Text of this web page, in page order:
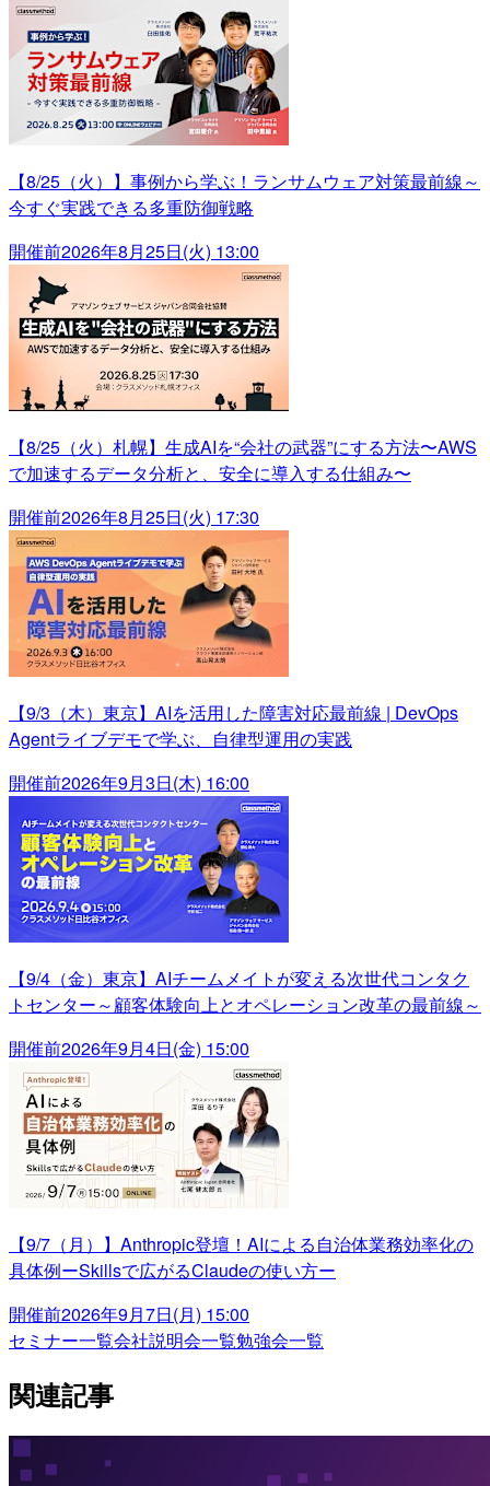
【8/25（火）】事例から学ぶ！ランサムウェア対策最前線～
今すぐ実践できる多重防御戦略
開催前2026年8月25日(火) 13:00
【8/25（火）札幌】生成AIを“会社の武器”にする方法〜AWS
で加速するデータ分析と、安全に導入する仕組み〜
開催前2026年8月25日(火) 17:30
【9/3（木）東京】AIを活用した障害対応最前線 | DevOps
Agentライブデモで学ぶ、自律型運用の実践
開催前2026年9月3日(木) 16:00
【9/4（金）東京】AIチームメイトが変える次世代コンタク
トセンター～顧客体験向上とオペレーション改革の最前線～
開催前2026年9月4日(金) 15:00
【9/7（月）】Anthropic登壇！AIによる自治体業務効率化の
具体例ーSkillsで広がるClaudeの使い方ー
開催前2026年9月7日(月) 15:00
セミナー一覧会社説明会一覧勉強会一覧
関連記事